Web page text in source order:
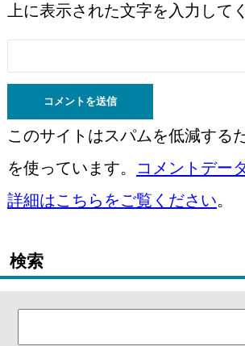
上に表示された文字を入力して
このサイトはスパムを低減する
を使っています。
コメントデー
詳細はこちらをご覧ください。
検索